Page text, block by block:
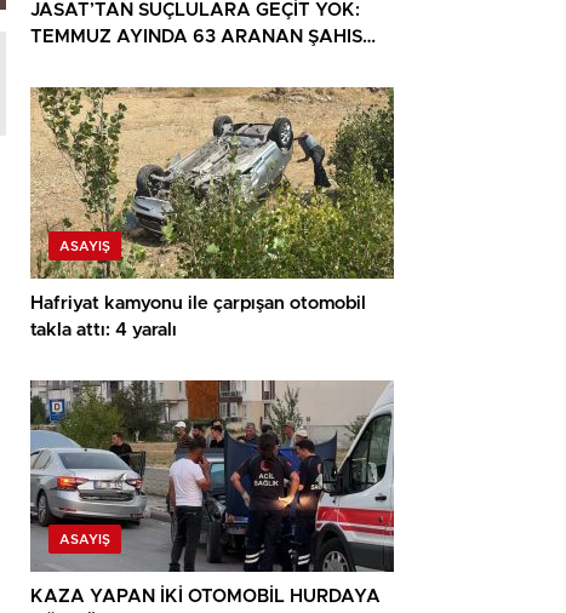
JASAT’TAN SUÇLULARA GEÇİT YOK:
TEMMUZ AYINDA 63 ARANAN ŞAHIS
ASAYIŞ
Hafriyat kamyonu ile çarpışan otomobil
takla attı: 4 yaralı
ASAYIŞ
KAZA YAPAN İKİ OTOMOBİL HURDAYA